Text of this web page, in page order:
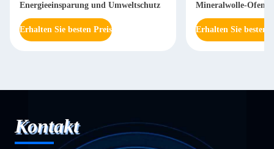
Energieeinsparung und Umweltschutz
Erhalten Sie besten Preis
Mineralwolle-Ofen
Erhalten Sie besten
Kontakt